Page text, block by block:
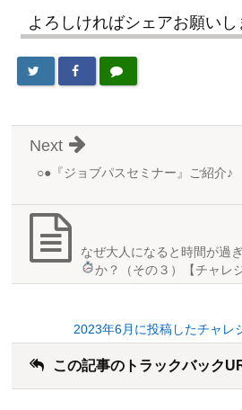
よろしければシェアお願いし
○●『ジョブパスセミナー』ご紹介
Next
なぜ大人になると時間が過
か？
（その３）【チャレ
2023年6月に投稿したチャレ
この記事のトラックバック